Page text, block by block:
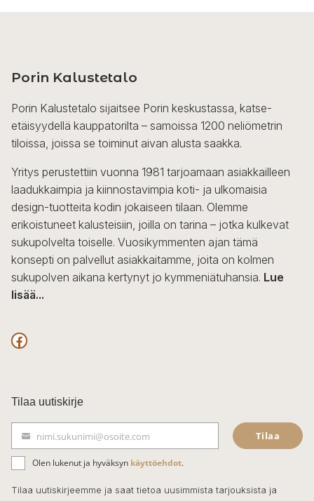
Porin Kalustetalo
Porin Kalustetalo sijaitsee Porin keskustassa, katse-
etäisyydellä kauppatorilta – samoissa 1200 neliömetrin
tiloissa, joissa se toiminut aivan alusta saakka.
Yritys perustettiin vuonna 1981 tarjoamaan asiakkailleen
laadukkaimpia ja kiinnostavimpia koti- ja ulkomaisia
design-tuotteita kodin jokaiseen tilaan. Olemme
erikoistuneet kalusteisiin, joilla on tarina – jotka kulkevat
sukupolvelta toiselle. Vuosikymmenten ajan tämä
konsepti on palvellut asiakkaitamme, joita on kolmen
sukupolven aikana kertynyt jo kymmeniätuhansia. Lue
lisää...
F
c
e
b
o
o
Tilaa uutiskirje
ä
h
k
nimi.sukunimi@osoite.com Tilaa
Olen lukenut ja hyväksyn käyttöehdot.
Tilaa uutiskirjeemme ja saat tietoa uusimmista tarjouksista ja